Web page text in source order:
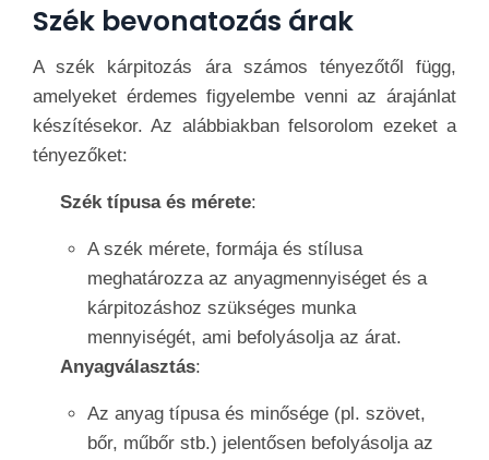
Szék bevonatozás árak
A szék kárpitozás ára számos tényezőtől függ,
amelyeket érdemes figyelembe venni az árajánlat
készítésekor. Az alábbiakban felsorolom ezeket a
tényezőket:
Szék típusa és mérete:
A szék mérete, formája és stílusa
meghatározza az anyagmennyiséget és a
kárpitozáshoz szükséges munka
mennyiségét, ami befolyásolja az árat.
Anyagválasztás:
Az anyag típusa és minősége (pl. szövet,
bőr, műbőr stb.) jelentősen befolyásolja az